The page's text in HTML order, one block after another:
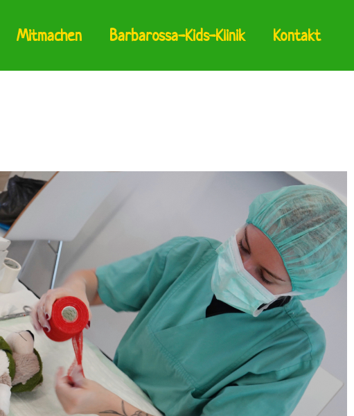
Mitmachen Barbarossa-Kids-Klinik Kontakt